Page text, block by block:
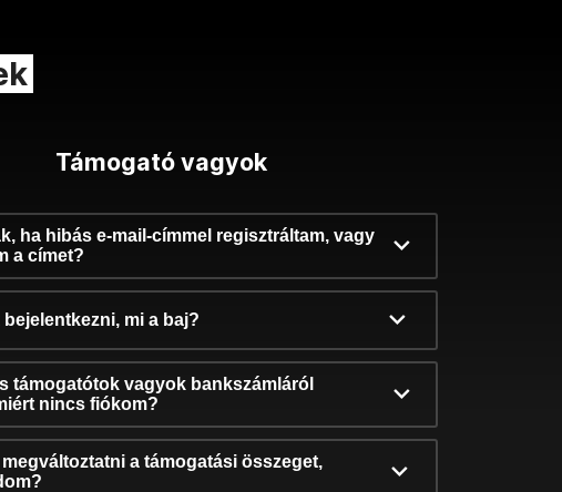
Támogató vagyok
ha hibás e-mail-címmel regisztráltam, vagy
a címet?
bejelentkezni, mi a baj?
támogatótok vagyok bankszámláról
nincs fiókom?
a támogatási összeget,